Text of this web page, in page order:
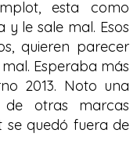
esta como
le sale mal. Esos
quieren parecer
Esperaba más
2013. Noto una
otras marcas
se quedó fuera de